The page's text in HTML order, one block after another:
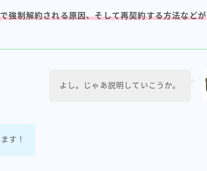
強制解約される原因、そして再契約する方法などが
よし。じゃあ説明していこうか。
す！